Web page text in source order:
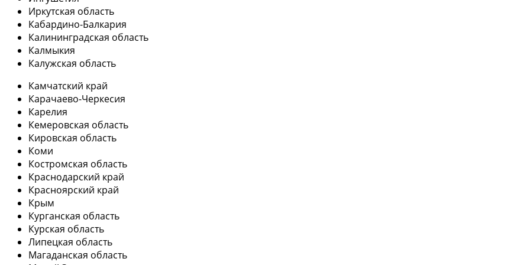
Иркутская область
Кабардино-Балкария
Калининградская область
Калмыкия
Калужская область
Камчатский край
Карачаево-Черкесия
Карелия
Кемеровская область
Кировская область
Коми
Костромская область
Краснодарский край
Красноярский край
Крым
Курганская область
Курская область
Липецкая область
Магаданская область